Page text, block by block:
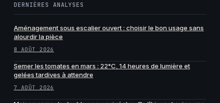
DERNIÈRES ANALYSES
Aménagement sous escalier ouvert : choisir le bon usage sans
alourdir la pièce
8 AOÛT 2026
Semer les tomates en mars : 22°C, 14 heures de lumière et
gelées tardives à attendre
7 AOÛT 2026